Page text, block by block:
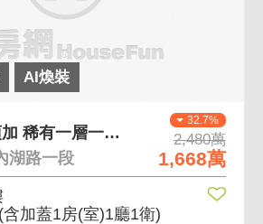
AI煥裝
32.7%
2,480萬
1,668萬
麗山機能5樓頂加 稀有一層一戶、麗山商圈機能
湖路一段
(含加蓋1房(室)1廳1衛)